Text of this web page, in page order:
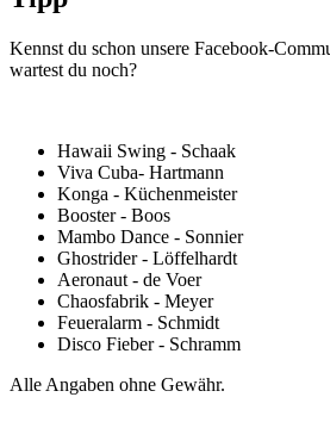
Kennst du schon unsere Facebook-
wartest du noch?
Hawaii Swing - Schaak
Viva Cuba- Hartmann
Konga - Küchenmeister
Booster - Boos
Mambo Dance - Sonnier
Ghostrider - Löffelhardt
Aeronaut - de Voer
Chaosfabrik - Meyer
Feueralarm - Schmidt
Disco Fieber - Schramm
Alle Angaben ohne Gewähr.